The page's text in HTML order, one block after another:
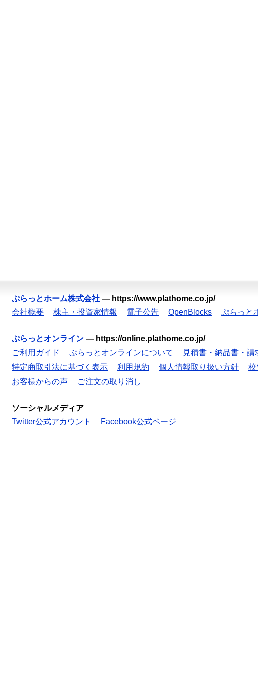
ぷらっとホーム株式会社 — https://www.plathome.co.jp/
会社概要
株主・投資家情報 電子公告 OpenBlocks ぷらっと
ぷらっとオンライン — https://online.plathome.co.jp/
ご利用ガイド
ぷらっとオンラインについて 見積書・納品書・
特定商取引法に基づく表示
利用規約 個人情報取り扱い方針 校
お客様からの声
ご注文の取り消し
ソーシャルメディア
Twitter公式アカウント
Facebook公式ページ